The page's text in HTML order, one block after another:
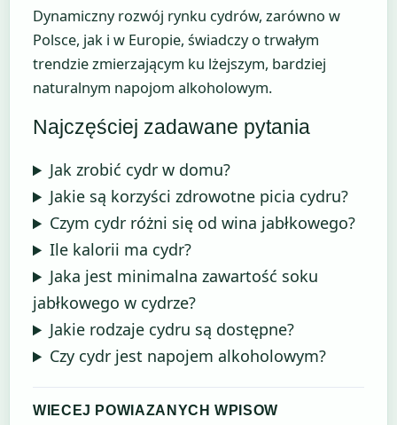
Dynamiczny rozwój rynku cydrów, zarówno w
Polsce, jak i w Europie, świadczy o trwałym
trendzie zmierzającym ku lżejszym, bardziej
naturalnym napojom alkoholowym.
Najczęściej zadawane pytania
Jak zrobić cydr w domu?
Jakie są korzyści zdrowotne picia cydru?
Czym cydr różni się od wina jabłkowego?
Ile kalorii ma cydr?
Jaka jest minimalna zawartość soku
jabłkowego w cydrze?
Jakie rodzaje cydru są dostępne?
Czy cydr jest napojem alkoholowym?
WIECEJ POWIAZANYCH WPISOW